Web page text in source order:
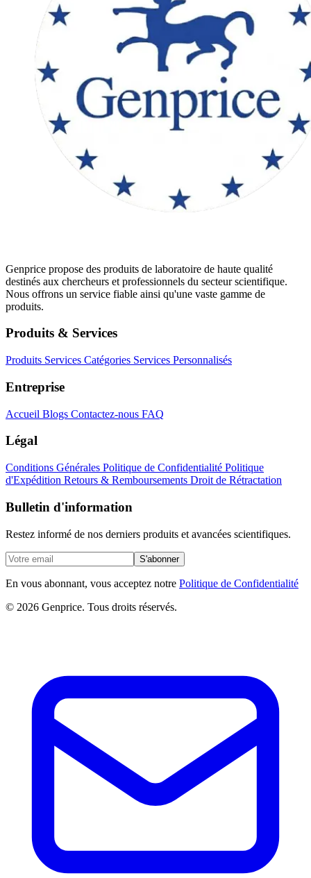
Genprice propose des produits de laboratoire de haute qualité
destinés aux chercheurs et professionnels du secteur scientifique.
Nous offrons un service fiable ainsi qu'une vaste gamme de
produits.
Produits & Services
Produits Services Catégories Services Personnalisés
Entreprise
Accueil Blogs Contactez-nous FAQ
Légal
Conditions Générales Politique de Confidentialité Politique
d'Expédition Retours & Remboursements Droit de Rétractation
Bulletin d'information
Restez informé de nos derniers produits et avancées scientifiques.
S'abonner
En vous abonnant, vous acceptez notre Politique de Confidentialité
© 2026 Genprice. Tous droits réservés.